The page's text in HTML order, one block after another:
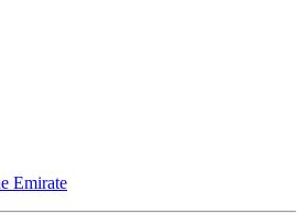
Emirate